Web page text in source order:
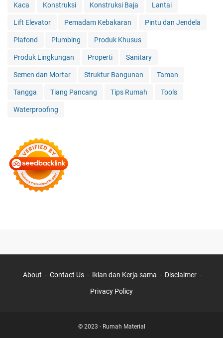
Kaca Konstruksi Konstruksi Baja Lantai
Lift Elevator Pemadam Kebakaran Pintu dan Jendela
Plafond Plumbing Produk Khusus
Produk Lingkungan Properti Sanitary
Semen dan Mortar Struktur Bangunan Taman
Tangga Tiang Pancang Tips Rumah Tools
Waterproofing
About Contact Us Iklan dan Kerja sama Disclaimer
Privacy Policy
© 2023 - Rumah Material